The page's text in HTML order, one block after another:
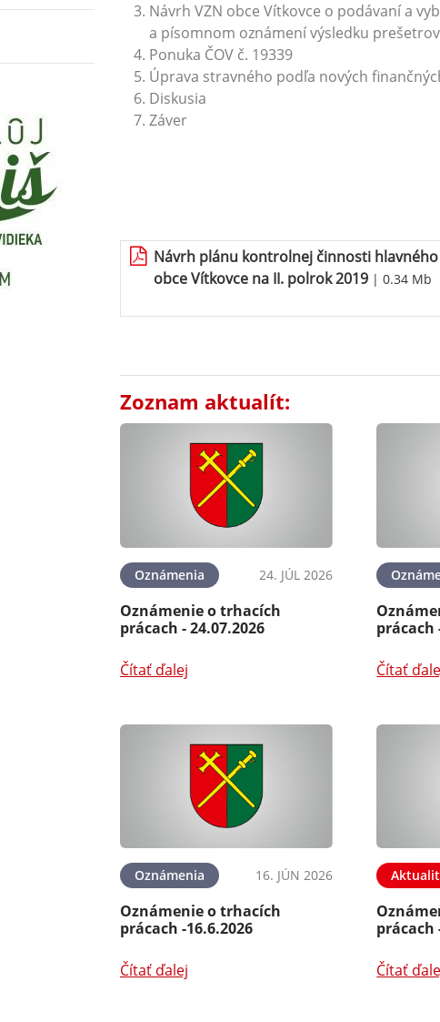
Návrh VZN obce Vítkovce o podávaní a
a písomnom oznámení výsledku
Ponuka ČOV č. 19339
Úprava stravného podľa nových
Diskusia
Záver
Návrh plánu kontrolnej činnosti
obce Vítkovce na II. polrok 2019 | 0.34 Mb
Zoznam aktualít:
Oznámenia 24. JÚL 2026
Oznámenie o trhacích
prácach - 24.07.2026
Čítať ďalej
prácach
Čítať
Oznámenia 16. JÚN 2026
Oznámenie o trhacích
prácach -16.6.2026
Čítať ďalej
prácach
Čítať